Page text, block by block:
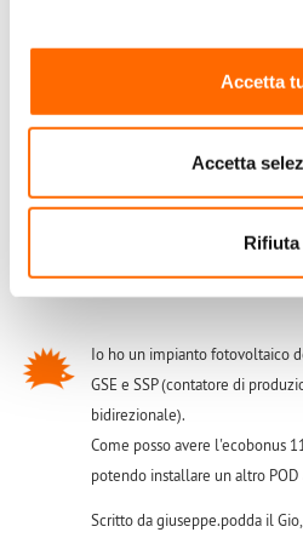
Accetta
Accetta
Rifiuta
Salve, quindi dite che è
110% sullo stesso POD dove è
incentivato o in regime di
quella ceduta gratuitamente al
Io ho un impianto fotovoltaico
GSE e SSP (contatore di
bidirezionale).
Come posso avere l'ecobonus
potendo installare un altro
Scritto da giuseppe.podda il